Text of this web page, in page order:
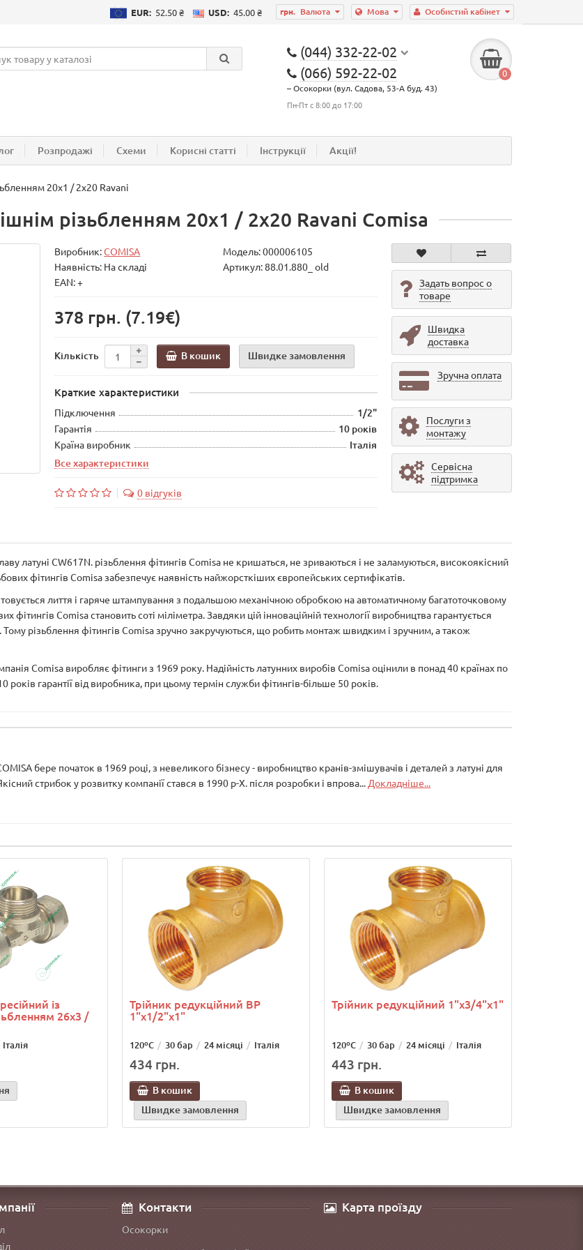
Особистий кабінет
Мова
грн. Валюта
EUR: 52.50 ₴ USD: 45.00 ₴
(044) 332-22-02
(066) 592-22-02
– Осокорки (вул. Садова, 53-А буд. 43)
Пн-Пт с 8:00 до 17:00
0
Розпродажі Схеми Корисні статті Інструкції Акції!
20х1 / 2х20 Ravani
різьбленням 20х1 / 2х20 Ravani Comisa
Виробник:COMISA Модель:000006105
Наявність: На складі
Артикул: 88.01.880_ old
EAN: +
378 грн. (7.19€)
Кількість В кошик Швидке замовлення
Краткие характеристики
Підключення 1/2"
Гарантія 10 років
Країна виробник
Італія
Все характеристики
0 відгуків
Задать вопрос о
товаре
Швидка
доставка
Зручна оплата
Послуги з
монтажу
Сервісна
підтримка
латуні CW617N. різьблення фітингів Comisa не кришаться, не зриваються і не заламуються, високоякісний
фітингів Comisa забезпечує наявність найжорсткіших європейських сертифікатів.
лиття і гаряче штампування з подальшою механічною обробкою на автоматичному багатоточковому
фітингів Comisa становить соті міліметра. Завдяки цій інноваційній технології виробництва гарантується
Тому різьблення фітингів Comisa зручно закручуються, що робить монтаж швидким і зручним, а також
Comisa виробляє фітинги з 1969 року. Надійність латунних виробів Comisa оцінили в понад 40 країнах по
років гарантії від виробника, при цьому термін служби фітингів-більше 50 років.
бере початок в 1969 році, з невеликого бізнесу - виробництво кранів-змішувачів і деталей з латуні для
стрибок у розвитку компанії стався в 1990 р-Х. після розробки і впрова... Докладніше...
із
26х3 /
Італія
Трійник редукційний ВР
1"х1/2"х1"
120ºС 30 бар 24 місяці Італія
434 грн.
В кошик
Швидке замовлення
Трійник редукційний 1"х3/4"х1"
120ºС 30 бар 24 місяці Італія
443 грн.
В кошик
Швидке замовлення
Контакти
Осокорки
Карта проїзду